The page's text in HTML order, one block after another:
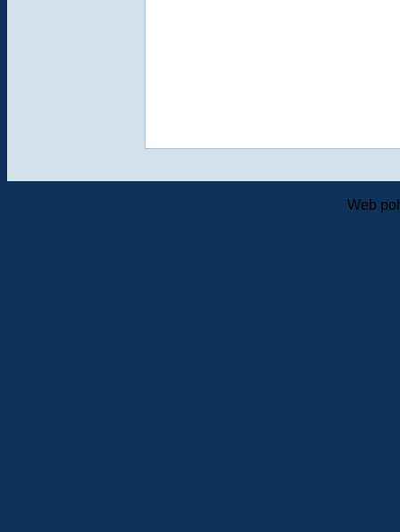
Web